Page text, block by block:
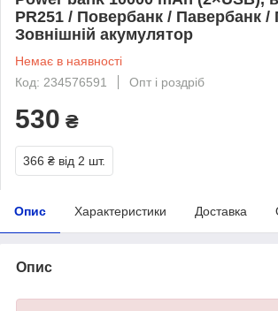
PR251 / Повербанк / Павербанк /
Зовнішній акумулятор
Немає в наявності
Код: 234576591
Опт і роздріб
530 ₴
366 ₴ від 2 шт.
Опис Характеристики Доставка
Опис